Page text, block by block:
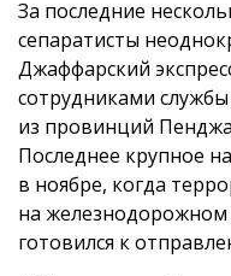
За последние
сепаратисты
Джаффарский
сотрудниками
из провинций
Последнее крупное
в ноябре, когда
на железнодорожном
готовился к